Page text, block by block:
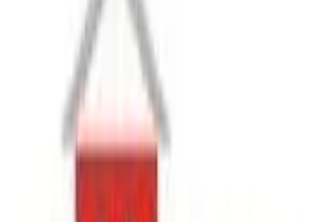
Eberhard Bau AG
implantée à Kloten, au cœur du canton de Zurich.
Steinackerstrasse 56, 8302 Kloten